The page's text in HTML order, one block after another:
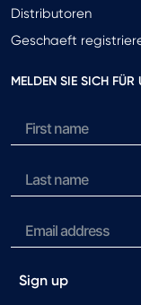
Distributoren
Geschaeft
MELDEN SIE SICH FÜR
Sign up